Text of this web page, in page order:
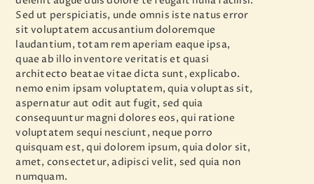
Sed ut perspiciatis, unde omnis iste natus error
sit voluptatem accusantium doloremque
laudantium, totam rem aperiam eaque ipsa,
quae ab illo inventore veritatis et quasi
architecto beatae vitae dicta sunt, explicabo.
nemo enim ipsam voluptatem, quia voluptas sit,
aspernatur aut odit aut fugit, sed quia
consequuntur magni dolores eos, qui ratione
voluptatem sequi nesciunt, neque porro
quisquam est, qui dolorem ipsum, quia dolor sit,
amet, consectetur, adipisci velit, sed quia non
numquam.